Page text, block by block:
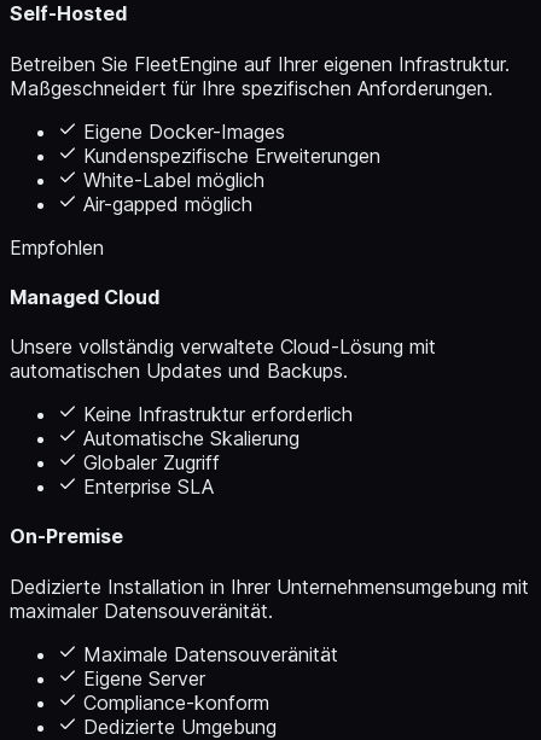
Self-Hosted
Betreiben Sie FleetEngine auf Ihrer eigenen Infrastruktur.
Maßgeschneidert für Ihre spezifischen Anforderungen.
Eigene Docker-Images
Kundenspezifische Erweiterungen
White-Label möglich
Air-gapped möglich
Empfohlen
Managed Cloud
Unsere vollständig verwaltete Cloud-Lösung mit
automatischen Updates und Backups.
Keine Infrastruktur erforderlich
Automatische Skalierung
Globaler Zugriff
Enterprise SLA
On-Premise
Dedizierte Installation in Ihrer Unternehmensumgebung mit
maximaler Datensouveränität.
Maximale Datensouveränität
Eigene Server
Compliance-konform
Dedizierte Umgebung